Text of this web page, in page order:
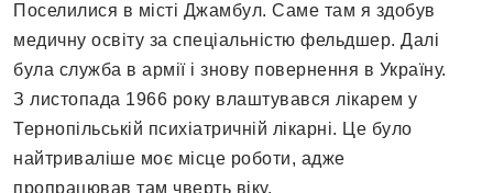
Поселилися в місті Джамбул. Саме там я здобув
медичну освіту за спеціальністю фельдшер. Далі
була служба в армії і знову повернення в Україну.
З листопада 1966 року влаштувався лікарем у
Тернопільській психіатричній лікарні. Це було
найтриваліше моє місце роботи, адже
пропрацював там чверть віку.